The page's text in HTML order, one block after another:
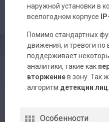
наружной установки в
всепогодном корпусе
Помимо стандартных
движения, и тревоги по
поддерживает
аналитики, такие как
вторжениев зону. Так
алгоритм детекции лиц
Особенности